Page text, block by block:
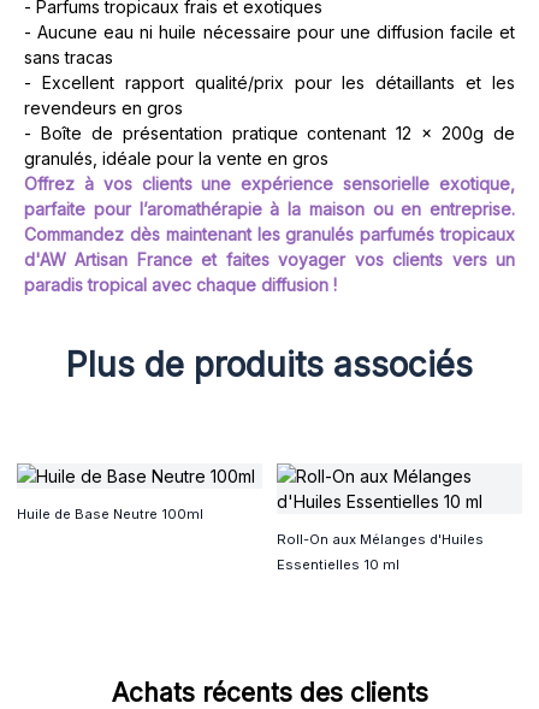
- Parfums tropicaux frais et exotiques
- Aucune eau ni huile nécessaire pour une diffusion facile et
sans tracas
- Excellent rapport qualité/prix pour les détaillants et les
revendeurs en gros
- Boîte de présentation pratique contenant 12 x 200g de
granulés, idéale pour la vente en gros
Offrez à vos clients une expérience sensorielle exotique,
parfaite pour l’aromathérapie à la maison ou en entreprise.
Commandez dès maintenant les granulés parfumés tropicaux
d'AW Artisan France et faites voyager vos clients vers un
paradis tropical avec chaque diffusion !
Plus de produits associés
Huile de Base Neutre 100ml
Roll-On aux Mélanges d'Huiles
Essentielles 10 ml
Achats récents des clients